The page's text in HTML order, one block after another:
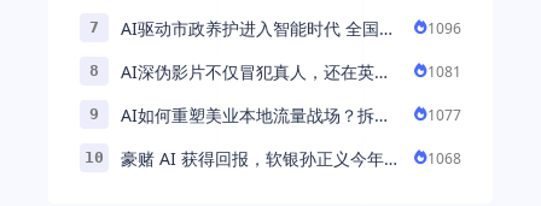
7
AI驱动市政养护进入智能时代 全国首
1096
8
AI深伪影片不仅冒犯真人，还在英国
1081
9
AI如何重塑美业本地流量战场？拆
1077
10
豪赌 AI 获得回报，软银孙正义今年财
1068